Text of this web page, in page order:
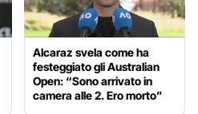
Alcaraz svela come ha
festeggiato gli Australian
Open: “Sono arrivato in
camera alle 2. Ero morto”